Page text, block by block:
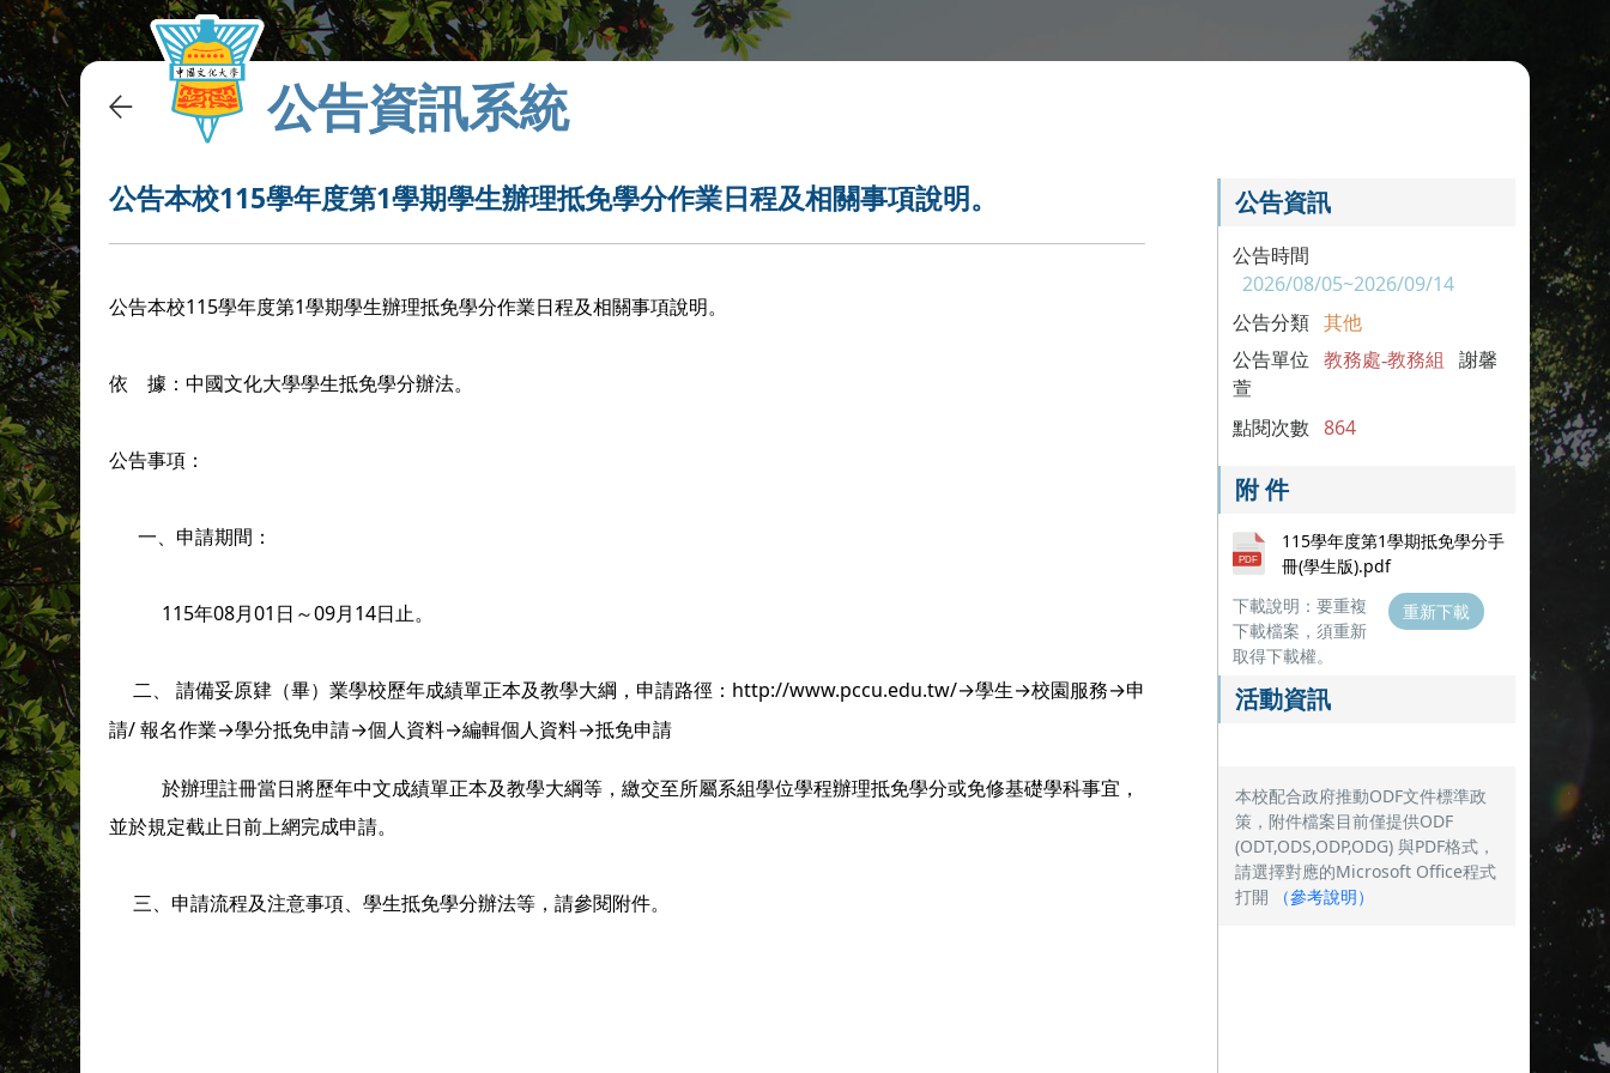
公告資訊系統
公告本校115學年度第1學期學生辦理抵免學分作業日程及相關事項說明。
公告本校115學年度第1學期學生辦理抵免學分作業日程及相關事項說明。
依 據：中國文化大學學生抵免學分辦法。
公告事項：
一、申請期間：
115年08月01日～09月14日止。
二、 請備妥原肄（畢）業學校歷年成績單正本及教學大綱，申請路徑：http://www.pccu.edu.tw/→學生→校園服務→申
請/ 報名作業→學分抵免申請→個人資料→編輯個人資料→抵免申請
於辦理註冊當日將歷年中文成績單正本及教學大綱等，繳交至所屬系組學位學程辦理抵免學分或免修基礎學科事宜，
並於規定截止日前上網完成申請。
三、申請流程及注意事項、學生抵免學分辦法等，請參閱附件。
公告資訊
公告時間
2026/08/05~2026/09/14
公告分類 其他
公告單位 教務處-教務組
謝馨
萱
點閱次數 864
附 件
115學年度第1學期抵免學分手
冊(學生版).pdf
下載說明：要重複
下載檔案，須重新
取得下載權。
重新下載
活動資訊
本校配合政府推動ODF文件標準政
策，附件檔案目前僅提供ODF
(ODT,ODS,ODP,ODG) 與PDF格式，
請選擇對應的Microsoft Office程式
打開
（參考說明）